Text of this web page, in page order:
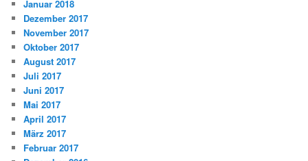
Januar 2018
Dezember 2017
November 2017
Oktober 2017
August 2017
Juli 2017
Juni 2017
Mai 2017
April 2017
März 2017
Februar 2017